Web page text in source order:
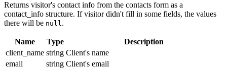
Returns visitor's contact info from the contacts form as a
contact_info structure. If visitor didn't fill in some fields, the values
there will be null.
Name Type
Description
client_name string Client's name
email
string Client's email